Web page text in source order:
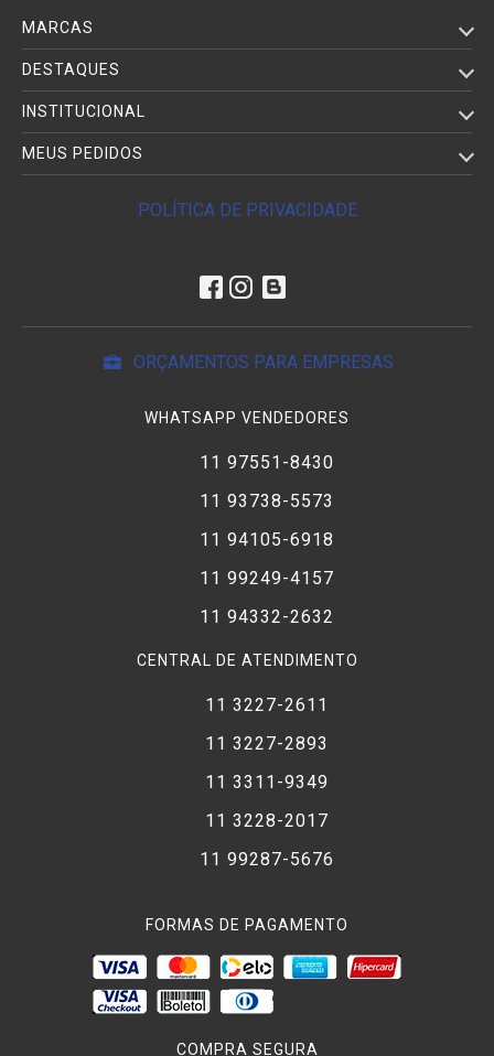
MARCAS
DESTAQUES
INSTITUCIONAL
MEUS PEDIDOS
POLÍTICA DE PRIVACIDADE
ORÇAMENTOS PARA EMPRESAS
WHATSAPP VENDEDORES
11 97551-8430
11 93738-5573
11 94105-6918
11 99249-4157
11 94332-2632
CENTRAL DE ATENDIMENTO
11 3227-2611
11 3227-2893
11 3311-9349
11 3228-2017
11 99287-5676
FORMAS DE PAGAMENTO
COMPRA SEGURA